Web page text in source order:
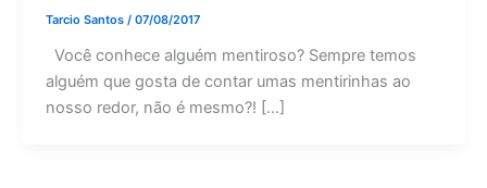
Tarcio Santos / 07/08/2017
Você conhece alguém mentiroso? Sempre temos
alguém que gosta de contar umas mentirinhas ao
nosso redor, não é mesmo?! […]